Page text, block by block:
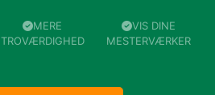
MERE
TROVÆRDIGHED
VIS DINE
MESTERVÆRKER